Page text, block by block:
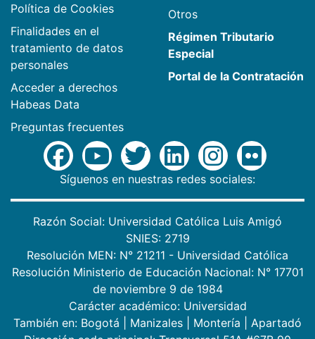
Política de Cookies
Finalidades en el
tratamiento de datos
personales
Acceder a derechos
Habeas Data
Preguntas frecuentes
Otros
Régimen Tributario
Especial
Portal de la Contratación
Síguenos en nuestras redes sociales:
Razón Social: Universidad Católica Luis Amigó
SNIES: 2719
Resolución MEN: N° 21211 - Universidad Católica
Resolución Ministerio de Educación Nacional: N° 17701
de noviembre 9 de 1984
Carácter académico: Universidad
También en: Bogotá Manizales Montería
Apartadó